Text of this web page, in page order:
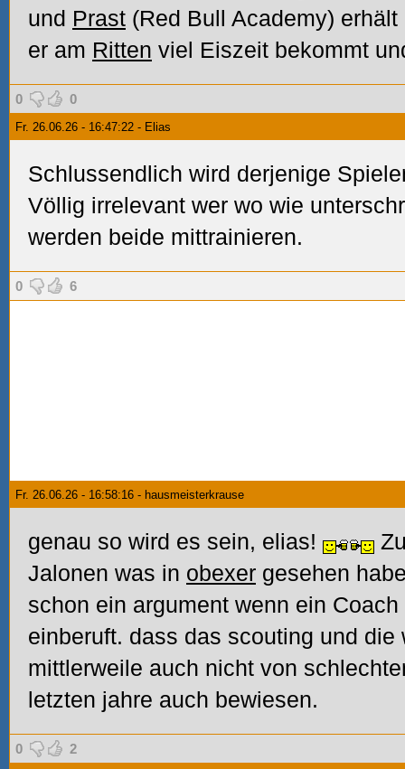
und Prast (Red Bull Academy)
er am Ritten viel Eiszeit bekommt
0 0
Fr. 26.06.26 - 16:47:22 - Elias
Schlussendlich wird derjenige
Völlig irrelevant wer wo wie
werden beide mittrainieren.
0 6
Fr. 26.06.26 - 16:58:16 - hausmeisterkrause
genau so wird es sein, elias!
Jalonen was in obexer gesehen
schon ein argument wenn ein
einberuft. dass das scouting und
mittlerweile auch nicht von
letzten jahre auch bewiesen.
0 2